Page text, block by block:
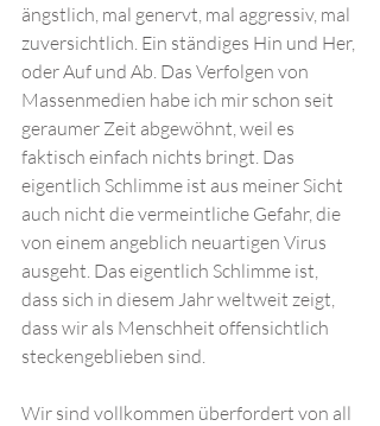
ängstlich, mal genervt, mal aggressiv, mal
zuversichtlich. Ein ständiges Hin und Her,
oder Auf und Ab. Das Verfolgen von
Massenmedien habe ich mir schon seit
geraumer Zeit abgewöhnt, weil es
faktisch einfach nichts bringt. Das
eigentlich Schlimme ist aus meiner Sicht
auch nicht die vermeintliche Gefahr, die
von einem angeblich neuartigen Virus
ausgeht. Das eigentlich Schlimme ist,
dass sich in diesem Jahr weltweit zeigt,
dass wir als Menschheit offensichtlich
steckengeblieben sind.
Wir sind vollkommen überfordert von all